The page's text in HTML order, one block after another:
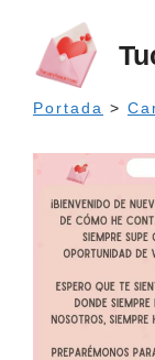
contenido
Portada >